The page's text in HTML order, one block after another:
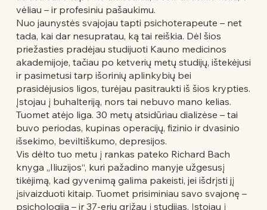
vėliau – ir profesiniu pašaukimu.
Nuo jaunystės svajojau tapti psichoterapeute – net
tada, kai dar nesupratau, ką tai reiškia. Dėl šios
priežasties pradėjau studijuoti Kauno medicinos
akademijoje, tačiau po ketverių metų studijų, ištekėjusi
ir pasimetusi tarp išorinių aplinkybių bei
prasidėjusios ligos, turėjau pasitraukti iš šios krypties.
Įstojau į buhalteriją, nors tai nebuvo mano kelias.
Tuomet atėjo liga. 30 metų atsidūriau dializėse – tai
buvo periodas, kupinas operacijų, fizinio ir dvasinio
išsekimo, beviltiškumo, depresijos.
Vis dėlto tuo metu į rankas pateko Richard Bach
knyga „Iliuzijos“, kuri pažadino manyje užgesusį
tikėjimą, kad gyvenimą galima pakeisti, jei išdrįsti jį
įsivaizduoti kitaip. Tuomet prisiminiau savo svajonę –
psichologiją – ir 37-erių grįžau į studijas. Įstojau į